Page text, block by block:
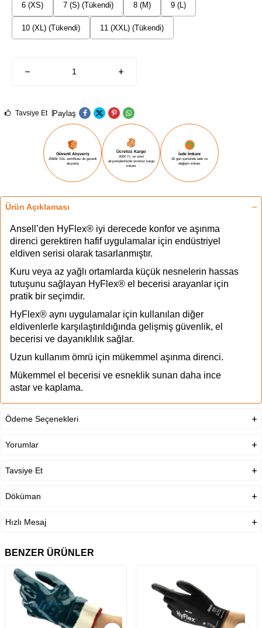
6 (XS) 7 (S) (Tükendi) 8 (M) 9 (L)
10 (XL) (Tükendi) 11 (XXL) (Tükendi)
Tavsiye Et Paylaş
Güvenli Alışveriş
256Bit SSL sertifikası ile güvenli
alışveriş
Ücretsiz Kargo
2000 TL ve üzeri
alışverişlerinizde ücretsiz kargo
imkanı
İade İmkanı
30 gün içerisinde iade ve
değişim imkanı
Ürün Açıklaması
Ansell’den HyFlex® iyi derecede konfor ve aşınma
direnci gerektiren hafif uygulamalar için endüstriyel
eldiven serisi olarak tasarlanmıştır.
Kuru veya az yağlı ortamlarda küçük nesnelerin hassas
tutuşunu sağlayan HyFlex® el becerisi arayanlar için
pratik bir seçimdir.
HyFlex® aynı uygulamalar için kullanılan diğer
eldivenlerle karşılaştırıldığında gelişmiş güvenlik, el
becerisi ve dayanıklılık sağlar.
Uzun kullanım ömrü için mükemmel aşınma direnci.
Mükemmel el becerisi ve esneklik sunan daha ince
astar ve kaplama.
HyFlex® 48-100 hassasiyet gereken durumlarda
ekstrem dokunma hassasiyeti sağlar.
önlemek için beyaz renk.
Ürün Açıklaması
Kullanım Alanı/Sektör
Astar Malzemesi
Kaplama Malzemesi
Manşet Stili Örgü Bilek
Risk Grubu
Ödeme Seçenekleri
Yorumlar
Tavsiye Et
Döküman
Hızlı Mesaj
BENZER ÜRÜNLER